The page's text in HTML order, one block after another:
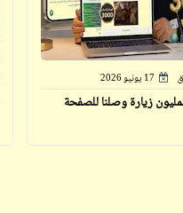
17 يونيو 2026
زيارة وصلنا للصفحة